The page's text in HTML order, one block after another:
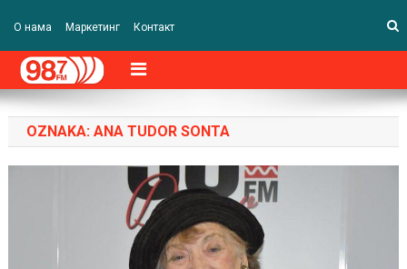
О нама Маркетинг Контакт
OZNAKA: ANA TUDOR SONTA